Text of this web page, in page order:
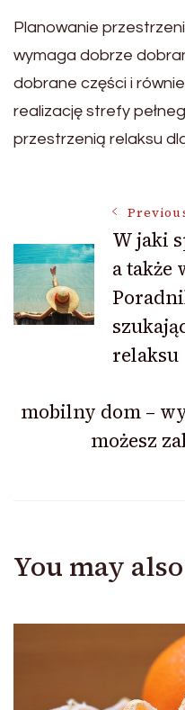
Planowanie
wymaga dobrze
dobrane części i
realizację strefy
przestrzenią relaksu
W jaki
a także
relaksu
mobilny dom –
możesz
You may